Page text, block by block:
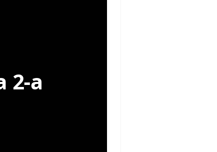
2-a